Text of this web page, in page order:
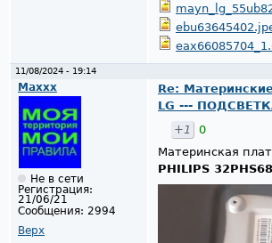
11/08/2024 - 19:14
Maxxx
Не в сети
Регистрация:
21/06/21
Сообщения: 2994
Верх
Re:
LG ---
+1
0
Материнская
PHILIPS